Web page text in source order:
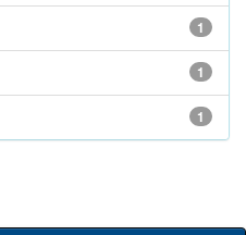
1
1
1